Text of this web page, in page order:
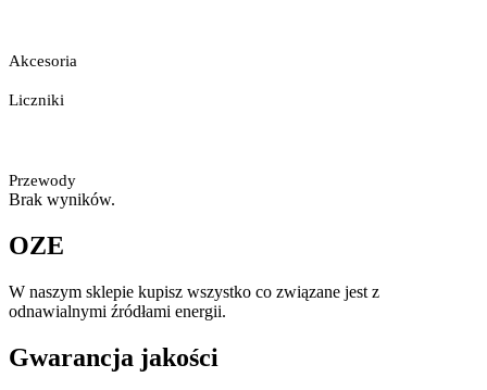
Akcesoria
Liczniki
Przewody
Brak wyników.
OZE
W naszym sklepie kupisz wszystko co związane jest z
odnawialnymi źródłami energii.
Gwarancja jakości